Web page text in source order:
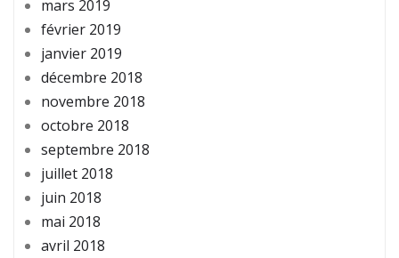
mars 2019
février 2019
janvier 2019
décembre 2018
novembre 2018
octobre 2018
septembre 2018
juillet 2018
juin 2018
mai 2018
avril 2018